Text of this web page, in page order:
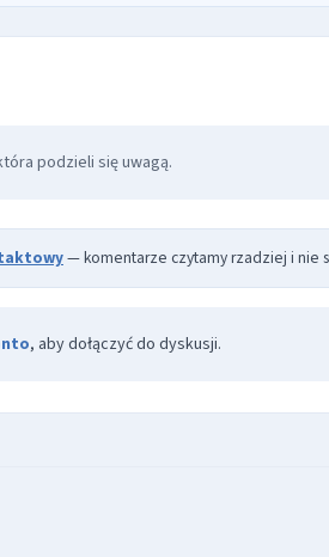
podzieli się uwagą.
— komentarze czytamy rzadziej i nie
, aby dołączyć do dyskusji.